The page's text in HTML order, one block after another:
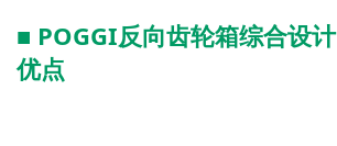
■ POGGI反向齿轮箱综合设计
优点